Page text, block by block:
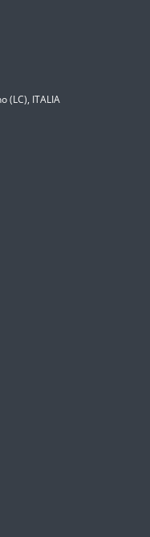
(LC), ITALIA